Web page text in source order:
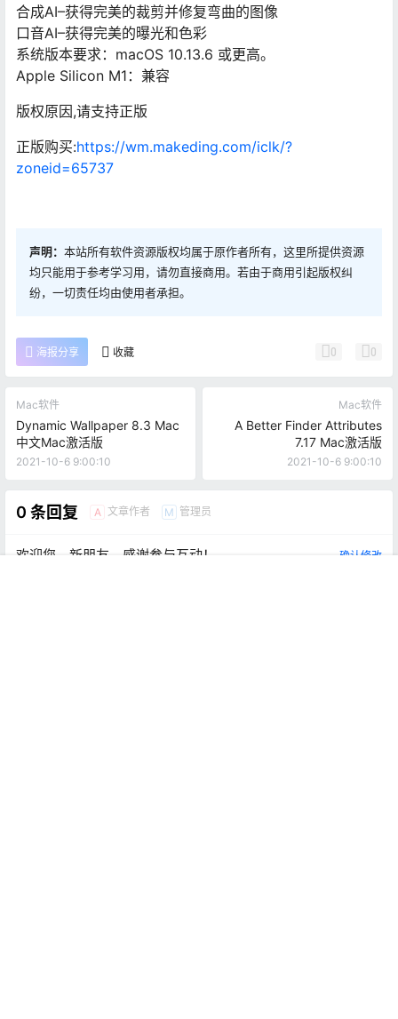
合成AI–获得完美的裁剪并修复弯曲的图像
口音AI–获得完美的曝光和色彩
系统版本要求：macOS 10.13.6 或更高。
Apple Silicon M1：兼容
版权原因,请支持正版
正版购买:https://wm.makeding.com/iclk/?
zoneid=65737
声明： 本站所有软件资源版权均属于原作者所有，这里所提供资源
均只能用于参考学习用，请勿直接商用。若由于商用引起版权纠
纷，一切责任均由使用者承担。
海报分享 收藏 0 0
Mac软件
Dynamic Wallpaper 8.3 Mac
中文Mac激活版
2021-10-6 9:00:10
Mac软件
A Better Finder Attributes
7.17 Mac激活版
2021-10-6 9:00:10
0 条回复 A 文章作者 M 管理员
欢迎您，新朋友，感谢参与互动！ 确认修改